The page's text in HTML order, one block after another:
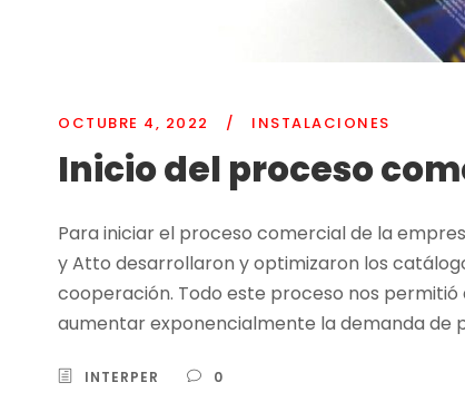
OCTUBRE 4, 2022 / INSTALACIONES
Inicio del proceso
Para iniciar el proceso comercial de la
y Atto desarrollaron y optimizaron los
cooperación. Todo este proceso nos
aumentar exponencialmente la demanda de
INTERPER 0